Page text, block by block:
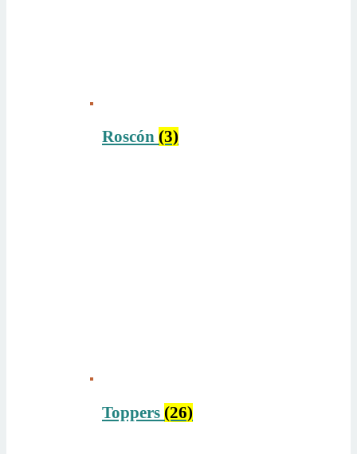
Roscón (3)
Toppers (26)